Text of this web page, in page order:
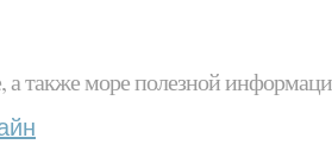
а также море полезной